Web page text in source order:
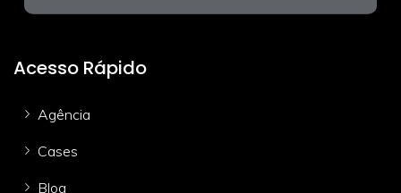
Acesso Rápido
Agência
Cases
Blog